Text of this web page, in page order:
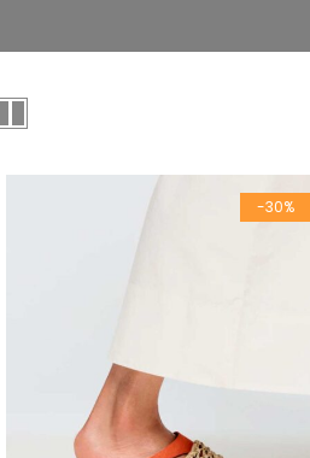
-30%